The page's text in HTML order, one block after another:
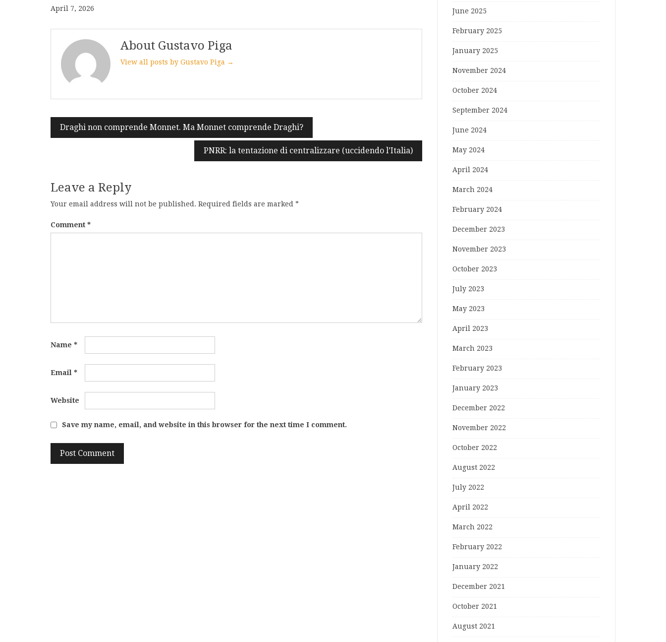
April 7, 2026
About Gustavo Piga
View all posts by Gustavo Piga →
Post
navigation
Draghi non comprende Monnet. Ma Monnet comprende Draghi?
PNRR: la tentazione di centralizzare (uccidendo l’Italia)
Leave a Reply
Your email address will not be published. Required fields are marked *
Comment *
Name *
Email *
Website
Save my name, email, and website in this browser for the next time I comment.
June 2025
February 2025
January 2025
November 2024
October 2024
September 2024
June 2024
May 2024
April 2024
March 2024
February 2024
December 2023
November 2023
October 2023
July 2023
May 2023
April 2023
March 2023
February 2023
January 2023
December 2022
November 2022
October 2022
August 2022
July 2022
April 2022
March 2022
February 2022
January 2022
December 2021
October 2021
August 2021